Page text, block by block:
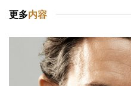
更多内容